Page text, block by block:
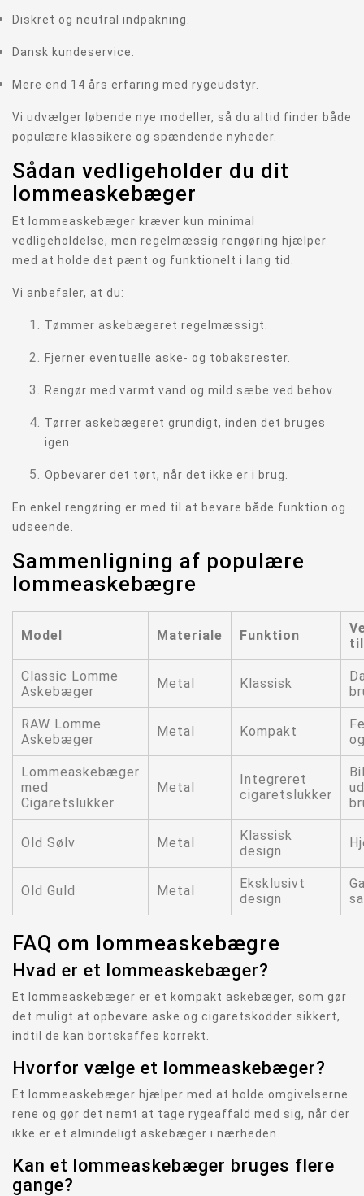
Diskret og neutral indpakning.
Dansk kundeservice.
Mere end 14 års erfaring med rygeudstyr.
Vi udvælger løbende nye modeller, så du altid finder både
populære klassikere og spændende nyheder.
Sådan vedligeholder du dit
lommeaskebæger
Et lommeaskebæger kræver kun minimal
vedligeholdelse, men regelmæssig rengøring hjælper
med at holde det pænt og funktionelt i lang tid.
Vi anbefaler, at du:
Tømmer askebægeret regelmæssigt.
Fjerner eventuelle aske- og tobaksrester.
Rengør med varmt vand og mild sæbe ved behov.
Tørrer askebægeret grundigt, inden det bruges
igen.
Opbevarer det tørt, når det ikke er i brug.
En enkel rengøring er med til at bevare både funktion og
udseende.
Sammenligning af populære
lommeaskebægre
Model Materiale Funktion
til
Classic Lomme
Askebæger
Metal Klassisk
RAW Lomme
Askebæger
Metal Kompakt
Lommeaskebæger
med
Cigaretslukker
Metal
Integreret
cigaretslukker
Old Sølv Metal
Klassisk
design
Old Guld Metal
Eksklusivt
design
FAQ om lommeaskebægre
Hvad er et lommeaskebæger?
Et lommeaskebæger er et kompakt askebæger, som gør
det muligt at opbevare aske og cigaretskodder sikkert,
indtil de kan bortskaffes korrekt.
Hvorfor vælge et lommeaskebæger?
Et lommeaskebæger hjælper med at holde omgivelserne
rene og gør det nemt at tage rygeaffald med sig, når der
ikke er et almindeligt askebæger i nærheden.
Kan et lommeaskebæger bruges flere
gange?